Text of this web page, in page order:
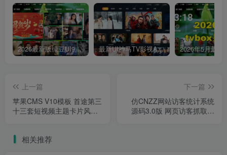
2026最新版绿豆UI9双端影视APP源码 最新UI神马TV影视APP源码 乐檬影视苹果CMS后台 包含前后端源码
上一篇
苹果CMS V10模板 首途第三
十三套短视频主题卡片风格
下一篇
仿CNZZ网站访客统计系统
源码3.0版 网页访客抓取采
相关推荐